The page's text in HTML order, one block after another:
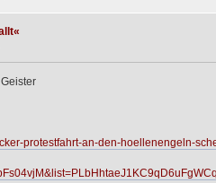
protestfahrt-an-den-hoellenengeln-